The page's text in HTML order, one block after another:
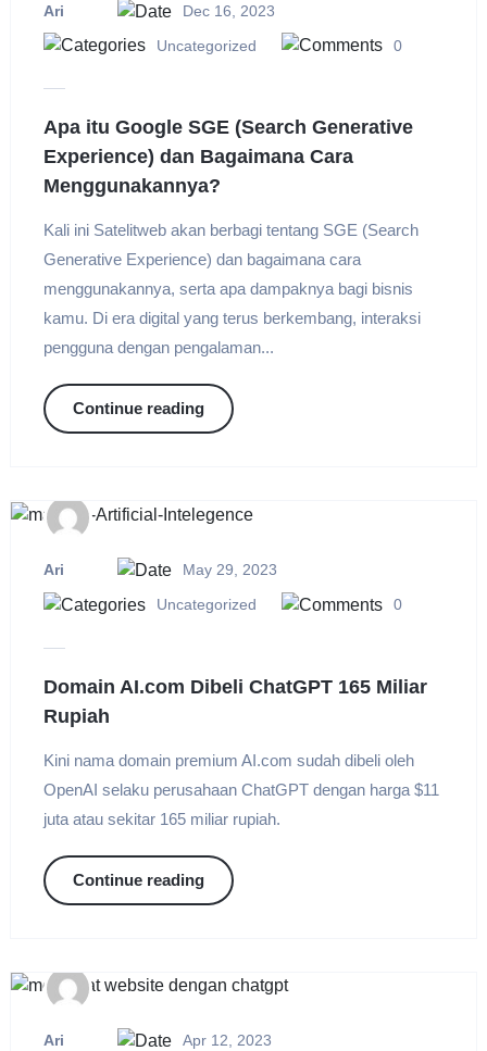
Ari
Dec 16, 2023
Uncategorized
0
Apa itu Google SGE (Search Generative
Experience) dan Bagaimana Cara
Menggunakannya?
Kali ini Satelitweb akan berbagi tentang SGE (Search
Generative Experience) dan bagaimana cara
menggunakannya, serta apa dampaknya bagi bisnis
kamu. Di era digital yang terus berkembang, interaksi
pengguna dengan pengalaman...
Continue reading
Ari
May 29, 2023
Uncategorized
0
Domain AI.com Dibeli ChatGPT 165 Miliar
Rupiah
Kini nama domain premium AI.com sudah dibeli oleh
OpenAI selaku perusahaan ChatGPT dengan harga $11
juta atau sekitar 165 miliar rupiah.
Continue reading
Ari
Apr 12, 2023